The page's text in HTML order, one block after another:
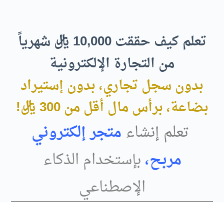
تعلم كيف حققت 10,000 ريال شهرياً
من التجارة الإلكترونية
بدون سجل تجاري، بدون إستيراد
بضاعة، برأس مال أقل من 300 ريال!
تعلم إنشاء متجر إلكتروني
مربح،بإستخدام الذكاء
الإصطناعي